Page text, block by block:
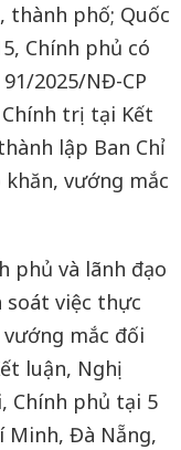
phố; Quốc
Chính phủ có
2025/NĐ-CP
trị tại Kết
lập Ban Chỉ
vướng mắc
phủ và lãnh đạo
soát việc thực
mắc đối
luận, Nghị
Chính phủ tại 5
Minh, Đà Nẵng,